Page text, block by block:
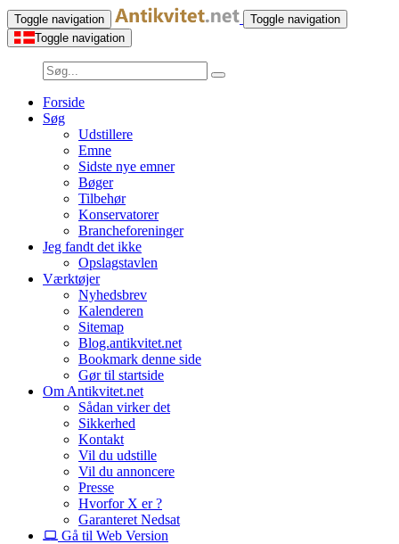
Toggle navigation
Toggle navigation
Toggle navigation
Forside
Søg
Udstillere
Emne
Sidste nye emner
Bøger
Tilbehør
Konservatorer
Brancheforeninger
Jeg fandt det ikke
Opslagstavlen
Værktøjer
Nyhedsbrev
Kalenderen
Sitemap
Blog.antikvitet.net
Bookmark denne side
Gør til startside
Om Antikvitet.net
Sådan virker det
Sikkerhed
Kontakt
Vil du udstille
Vil du annoncere
Presse
Hvorfor X er ?
Garanteret Nedsat
Gå til Web Version